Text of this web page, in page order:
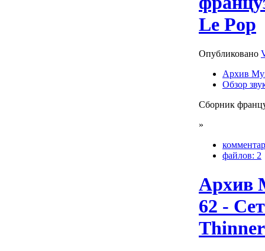
Le Pop
Опубликовано
Архив
Обзор
Сборник
»
файлов: 2
Архив
62 -
Thinner